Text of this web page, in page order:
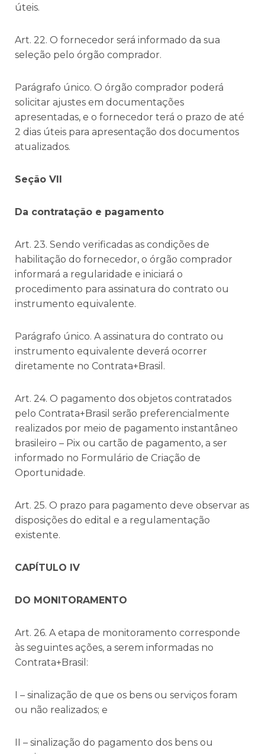
úteis.
Art. 22. O fornecedor será informado da sua
seleção pelo órgão comprador.
Parágrafo único. O órgão comprador poderá
solicitar ajustes em documentações
apresentadas, e o fornecedor terá o prazo de até
2 dias úteis para apresentação dos documentos
atualizados.
Seção VII
Da contratação e pagamento
Art. 23. Sendo verificadas as condições de
habilitação do fornecedor, o órgão comprador
informará a regularidade e iniciará o
procedimento para assinatura do contrato ou
instrumento equivalente.
Parágrafo único. A assinatura do contrato ou
instrumento equivalente deverá ocorrer
diretamente no Contrata+Brasil.
Art. 24. O pagamento dos objetos contratados
pelo Contrata+Brasil serão preferencialmente
realizados por meio de pagamento instantâneo
brasileiro – Pix ou cartão de pagamento, a ser
informado no Formulário de Criação de
Oportunidade.
Art. 25. O prazo para pagamento deve observar as
disposições do edital e a regulamentação
existente.
CAPÍTULO IV
DO MONITORAMENTO
Art. 26. A etapa de monitoramento corresponde
às seguintes ações, a serem informadas no
Contrata+Brasil:
I – sinalização de que os bens ou serviços foram
ou não realizados; e
II – sinalização do pagamento dos bens ou